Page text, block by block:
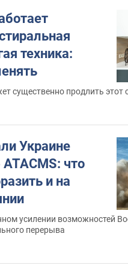
техника:
существенно продлить этот
Украине
что
и на
усилении возможностей
перерыва